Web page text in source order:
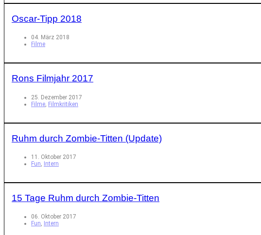
Oscar-Tipp 2018
04. März 2018
Filme
Rons Filmjahr 2017
25. Dezember 2017
Filme Filmkritiken
Ruhm durch Zombie-Titten (Update)
11. Oktober 2017
Fun, Intern
15 Tage Ruhm durch Zombie-Titten
06. Oktober 2017
Fun, Intern